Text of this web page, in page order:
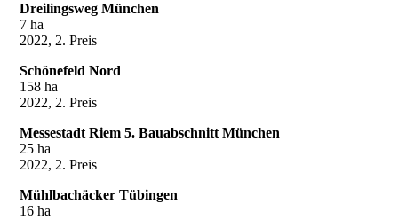
Dreilingsweg München
7 ha
2022, 2. Preis
Schönefeld Nord
158 ha
2022, 2. Preis
Messestadt Riem 5. Bauabschnitt München
25 ha
2022, 2. Preis
Mühlbachäcker Tübingen
16 ha